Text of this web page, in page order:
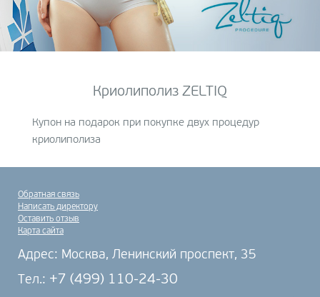
Криолиполиз ZELTIQ
Купон на подарок при покупке двух процедур
криолиполиза
Обратная связь
Написать директору
Оставить отзыв
Карта сайта
Адрес: Москва, Ленинский проспект, 35
Тел.: +7 (499) 110-24-30